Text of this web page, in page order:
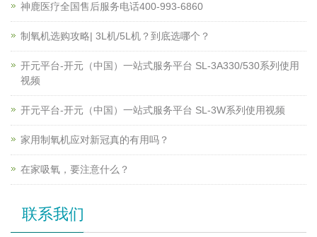
神鹿医疗全国售后服务电话400-993-6860
制氧机选购攻略| 3L机/5L机？到底选哪个？
开元平台-开元（中国）一站式服务平台 SL-3A330/530系列使用
视频
开元平台-开元（中国）一站式服务平台 SL-3W系列使用视频
家用制氧机应对新冠真的有用吗？
在家吸氧，要注意什么？
联系我们